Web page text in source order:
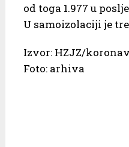
od toga 1.977 u
U samoizolaciji je
Izvor: HZJZ/
Foto: arhiva